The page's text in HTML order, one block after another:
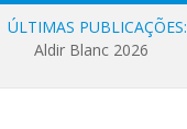
ÚLTIMAS PUBLICAÇÕES:
Aldir Blanc 2026